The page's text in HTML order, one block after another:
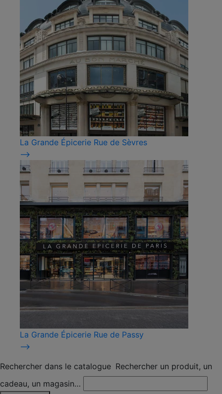
La Grande Épicerie Rue de Sèvres
⟶
La Grande Épicerie Rue de Passy
⟶
Rechercher dans le catalogue Rechercher un produit, un
cadeau, un magasin…